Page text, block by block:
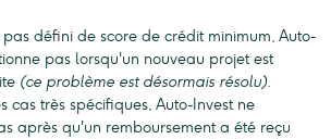
pas défini de score de crédit minimum, Auto-
pas lorsqu'un nouveau projet est
(ce problème est désormais résolu).
cas très spécifiques, Auto-Invest ne
après qu'un remboursement a été reçu